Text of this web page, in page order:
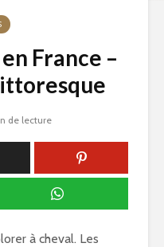
France –
de lecture
à cheval. Les